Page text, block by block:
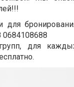
для
0684108688
для